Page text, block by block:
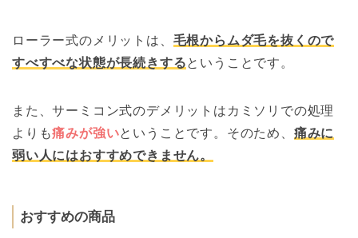
ローラー式のメリットは、 毛根からムダ毛を抜くので
すべすべな状態が長続きするということです。
また、サーミコン式のデメリットはカミソリでの処理
よりも痛みが強いということです。そのため、 痛みに
弱い人にはおすすめできません。
おすすめの商品